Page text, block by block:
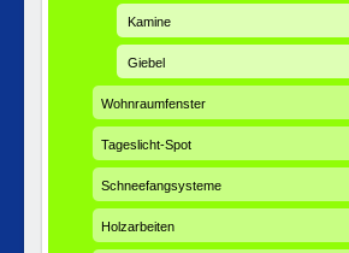
Kamine
Giebel
Wohnraumfenster
Tageslicht-Spot
Schneefangsysteme
Holzarbeiten